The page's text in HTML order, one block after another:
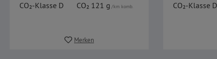
CO₂-Klasse D CO₂ 121 g/km komb.
Merken
CO₂-Klasse D